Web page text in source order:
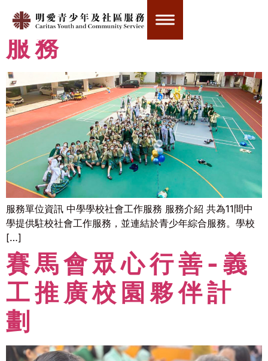
中學學校社會工作
服務
服務單位資訊 中學學校社會工作服務 服務介紹 共為11間中
學提供駐校社會工作服務，並連結於青少年綜合服務。學校
[…]
賽馬會眾心行善-義
工推廣校園夥伴計
劃